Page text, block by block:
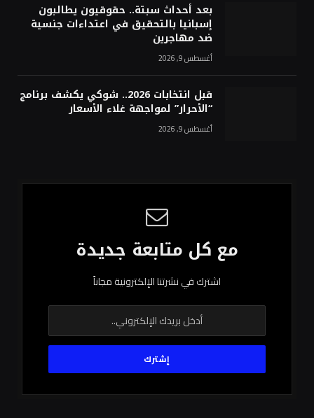
بعد أحداث سبتة.. حقوقيون يطالبون
إسبانيا بالتحقيق في اعتداءات جنسية
ضد مهاجرين
أغسطس 9, 2026
قبل انتخابات 2026.. شوكي يكشف برنامج
“الأحرار” لمواجهة غلاء الأسعار
أغسطس 9, 2026
مع كل متابعة جديدة
اشترك في نشرتنا الإلكترونية مجاناً